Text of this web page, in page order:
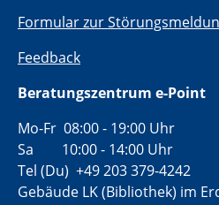
Formular zur
Feedback
Beratungszentrum e-Point
Mo-Fr 08:00 - 19:00 Uhr
Sa 10:00 - 14:00 Uhr
Tel (Du) +49 203 379-4242
Gebäude LK (Bibliothek) im